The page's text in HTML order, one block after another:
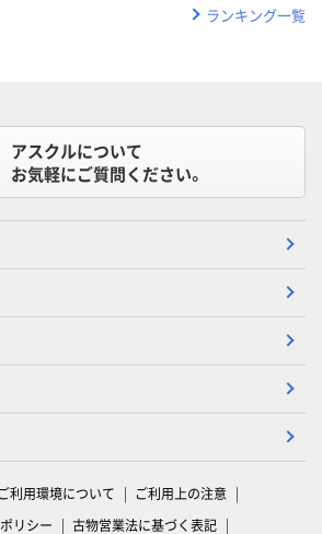
ランキング一覧
アスクルについて
お気軽にご質問ください。
ご利用環境について
ご利用上の注意
リシー
古物営業法に基づく表記